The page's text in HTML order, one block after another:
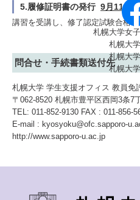
札幌大学女
札幌大
札幌大
札幌大
5.履修証明書の発行 9月11(月)
講習を受講し、修了認定試験合格
問合せ・手続書類送付先
札幌大学 学生支援オフィス 教員免
〒062-8520 札幌市豊平区西岡3条7
TEL: 011-852-9130 FAX : 011-856-
E-mail : kyosyoku@ofc.sapporo-
http://www.sapporo-u.ac.jp